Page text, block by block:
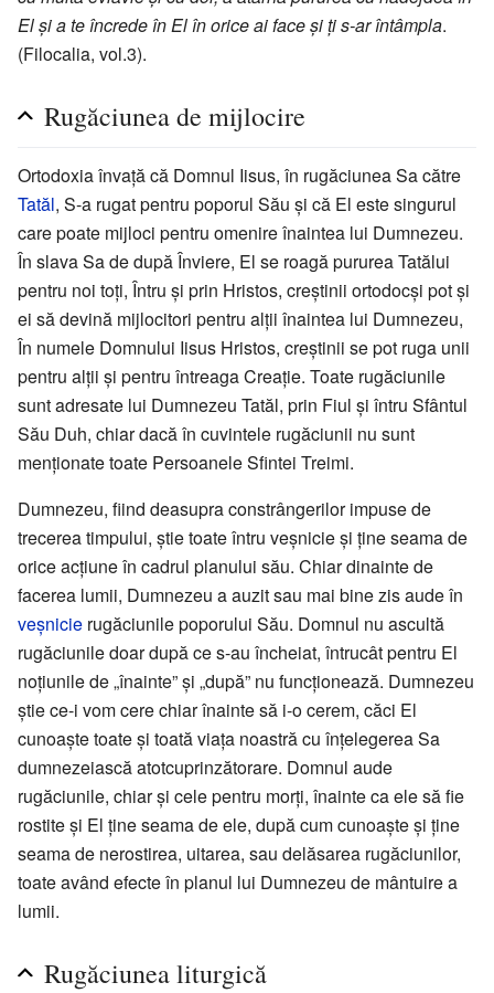
El și a te încrede în El în orice ai face și ți s-ar întâmpla.
(Filocalia, vol.3).
Rugăciunea de mijlocire
Ortodoxia învață că Domnul Iisus, în rugăciunea Sa către
Tatăl, S-a rugat pentru poporul Său și că El este singurul
care poate mijloci pentru omenire înaintea lui Dumnezeu.
În slava Sa de după Înviere, El se roagă pururea Tatălui
pentru noi toți, Întru și prin Hristos, creștinii ortodocși pot și
ei să devină mijlocitori pentru alții înaintea lui Dumnezeu,
În numele Domnului Iisus Hristos, creștinii se pot ruga unii
pentru alții și pentru întreaga Creație. Toate rugăciunile
sunt adresate lui Dumnezeu Tatăl, prin Fiul și întru Sfântul
Său Duh, chiar dacă în cuvintele rugăciunii nu sunt
menționate toate Persoanele Sfintei Treimi.
Dumnezeu, fiind deasupra constrângerilor impuse de
trecerea timpului, știe toate întru veșnicie și ține seama de
orice acțiune în cadrul planului său. Chiar dinainte de
facerea lumii, Dumnezeu a auzit sau mai bine zis aude în
veșnicie rugăciunile poporului Său. Domnul nu ascultă
rugăciunile doar după ce s-au încheiat, întrucât pentru El
noțiunile de „înainte” și „după” nu funcționează. Dumnezeu
știe ce-i vom cere chiar înainte să i-o cerem, căci El
cunoaște toate și toată viața noastră cu înțelegerea Sa
dumnezeiască atotcuprinzătorare. Domnul aude
rugăciunile, chiar și cele pentru morți, înainte ca ele să fie
rostite și El ține seama de ele, după cum cunoaște și ține
seama de nerostirea, uitarea, sau delăsarea rugăciunilor,
toate având efecte în planul lui Dumnezeu de mântuire a
lumii.
Rugăciunea liturgică